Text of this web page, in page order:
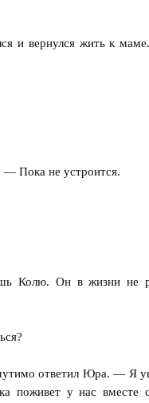
и вернулся жить к
Пока не устроится.
Колю. Он в жизни не
ответил Юра. — Я
поживет у нас вместе